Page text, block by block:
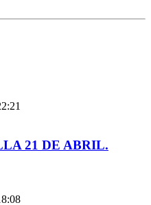
21 DE ABRIL.